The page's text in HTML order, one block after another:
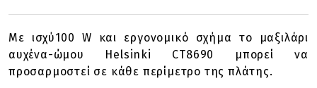
Με ισχύ100 W και εργονομικό σχήμα το μαξιλάρι
αυχένα-ώμου Helsinki CT8690 μπορεί να
προσαρμοστεί σε κάθε περίμετρο της πλάτης.